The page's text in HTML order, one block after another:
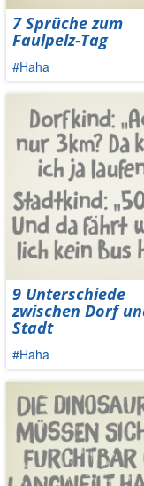
7 Sprüche zum
Faulpelz-Tag
#Haha
9 Unterschiede
zwischen Dorf
Stadt
#Haha